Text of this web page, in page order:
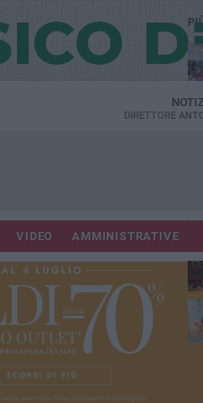
DIRETTORE
VIDEO AMMINISTRATIVE